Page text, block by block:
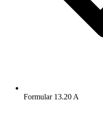
Formular 13.20 A